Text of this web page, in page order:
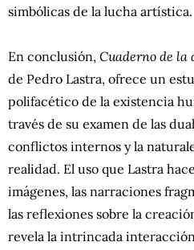
simbólicas de la lucha artística.
En conclusión, Cuaderno de la
de Pedro Lastra, ofrece un
polifacético de la existencia
través de su examen de las
conflictos internos y la
realidad. El uso que Lastra
imágenes, las narraciones
las reflexiones sobre la
revela la intrincada